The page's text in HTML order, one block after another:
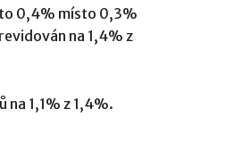
to 0,4% místo 0,3%
na 1,4% z
1,1% z 1,4%.